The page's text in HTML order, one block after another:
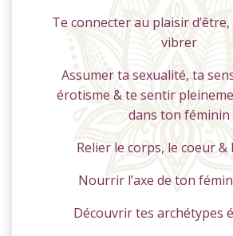
Te connecter au plaisir
vibrer
Assumer ta sexualité, ta
érotisme & te sentir
dans ton féminin
Relier le corps, le coeur &
Nourrir l’axe de ton
Découvrir tes archétypes